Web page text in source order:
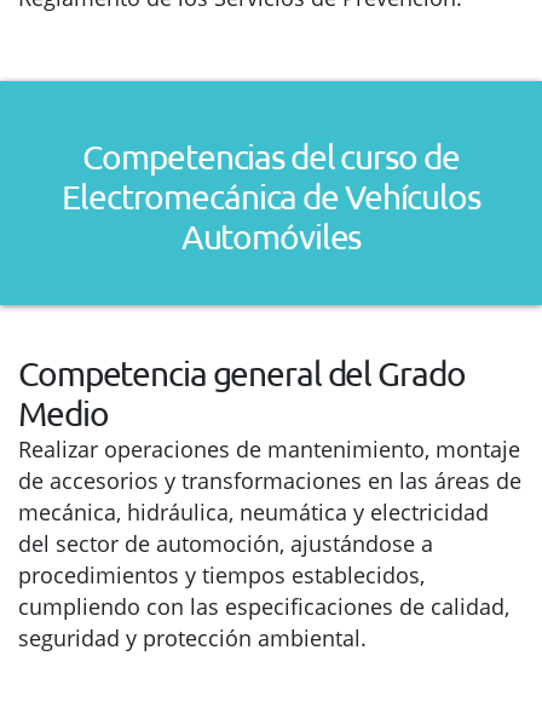
Competencias del curso de
Electromecánica de Vehículos
Automóviles
Competencia general del Grado
Medio
Realizar operaciones de mantenimiento, montaje
de accesorios y transformaciones en las áreas de
mecánica, hidráulica, neumática y electricidad
del sector de automoción, ajustándose a
procedimientos y tiempos establecidos,
cumpliendo con las especificaciones de calidad,
seguridad y protección ambiental.